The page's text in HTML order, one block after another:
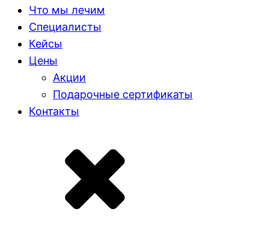
Что мы лечим
Специалисты
Кейсы
Цены
Акции
Подарочные сертификаты
Контакты